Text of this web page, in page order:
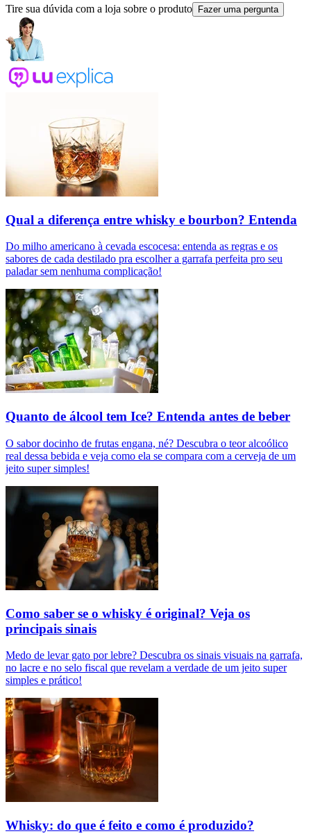
Tire sua dúvida com a loja sobre o produto Fazer uma pergunta
Qual a diferença entre whisky e bourbon? Entenda
Do milho americano à cevada escocesa: entenda as regras e os
sabores de cada destilado pra escolher a garrafa perfeita pro seu
paladar sem nenhuma complicação!
Quanto de álcool tem Ice? Entenda antes de beber
O sabor docinho de frutas engana, né? Descubra o teor alcoólico
real dessa bebida e veja como ela se compara com a cerveja de um
jeito super simples!
Como saber se o whisky é original? Veja os
principais sinais
Medo de levar gato por lebre? Descubra os sinais visuais na garrafa,
no lacre e no selo fiscal que revelam a verdade de um jeito super
simples e prático!
Whisky: do que é feito e como é produzido?